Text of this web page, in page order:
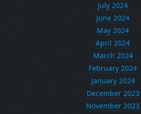
July 2024
June 2024
May 2024
April 2024
March 2024
February 2024
January 2024
December 2023
November 2023